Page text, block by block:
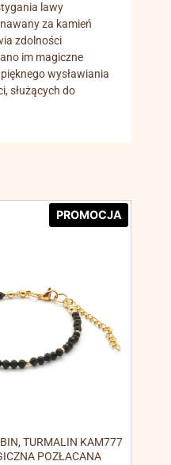
lawy
za kamień
zdolności
im magiczne
wysławiania
służących do
PROMOCJA
TURMALIN KAM777
POZŁACANA